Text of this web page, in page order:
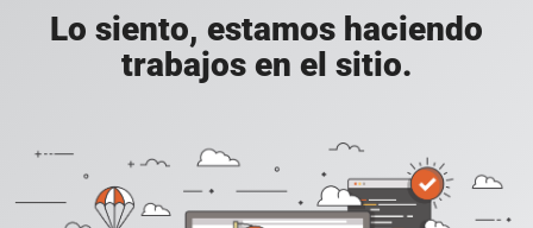
Lo siento, estamos haciendo
trabajos en el sitio.